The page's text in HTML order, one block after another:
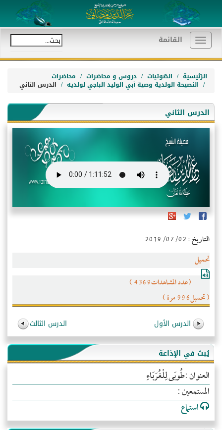
Toggle
navigation
القائمة
الرّئيسية الصّوتيات دروس و محاضرات محاضرات
النصيحة الولدية وصية أبي الوليد الباجي لولديه الدرس الثاني
الدرس الثاني
التاريخ : 2019/07/02
تحميل
(عدد المشاهدات4369 )
( تحميل996 مرة )
الدرس الأول الدرس الثالث
يُبث في الإذاعة
العنوان :طُوبَى لِلْغُرَبَاءِ
المستمعين :
استماع